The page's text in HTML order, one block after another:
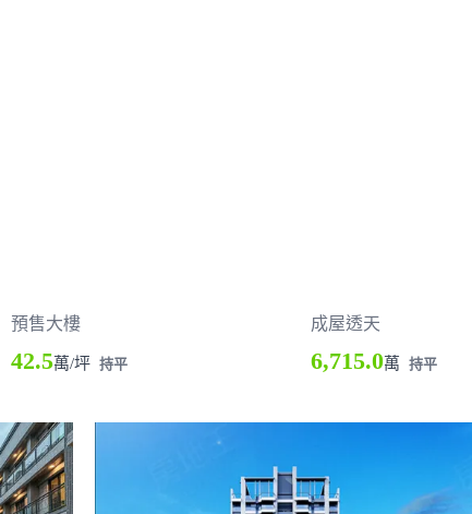
預售大樓
42.5萬/坪 持平
成屋透天
6,715.0萬 持平